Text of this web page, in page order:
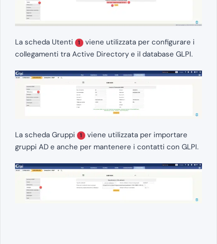
La scheda Utenti 1 viene utilizzata per configurare i
collegamenti tra Active Directory e il database GLPI.
La scheda Gruppi 1 viene utilizzata per importare
gruppi AD e anche per mantenere i contatti con GLPI.